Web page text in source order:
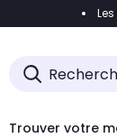
Accéder
Trouver votre